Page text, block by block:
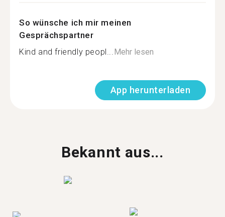
So wünsche ich mir meinen
Gesprächspartner
Kind and friendly peopl...Mehr lesen
App herunterladen
Bekannt aus...